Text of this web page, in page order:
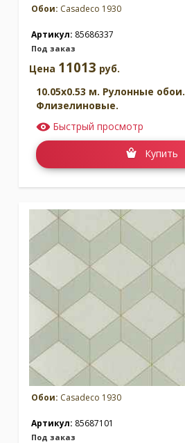
Обои: Casadeco 1930
Артикул: 85686337
Под заказ
Цена 11013 руб.
10.05x0.53 м. Рулонные обои.
Флизелиновые.
Быстрый просмотр
Купить
Обои: Casadeco 1930
Артикул: 85687101
Под заказ